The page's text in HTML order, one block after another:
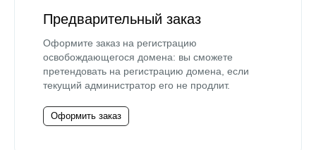
Предварительный заказ
Оформите заказ на регистрацию
освобождающегося домена: вы сможете
претендовать на регистрацию домена, если
текущий администратор его не продлит.
Оформить заказ